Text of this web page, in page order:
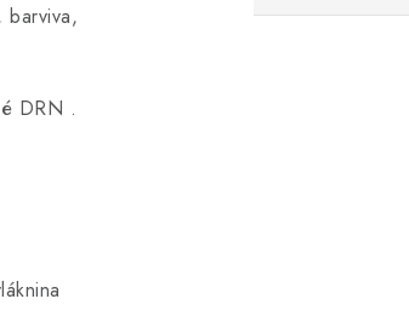
barviva,
DRN .